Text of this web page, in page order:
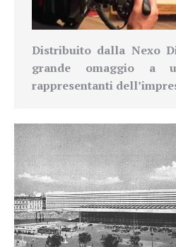
Distribuito dalla Nexo
grande omaggio a
rappresentanti